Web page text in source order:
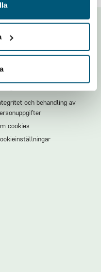
och behandling av
cookies